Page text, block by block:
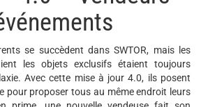
se succèdent dans SWTOR, mais les
les objets exclusifs étaient toujours
Avec cette mise à jour 4.0, ils posent
pour proposer tous au même endroit leurs